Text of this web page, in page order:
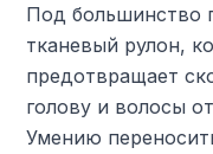
Под большинство
тканевый рулон,
предотвращает
голову и волосы
Умению